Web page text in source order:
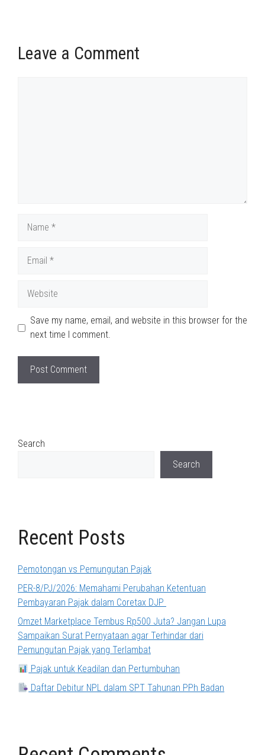
Leave a Comment
Save my name, email, and website in this browser for the
next time I comment.
Search
Search
Recent Posts
Pemotongan vs Pemungutan Pajak
PER-8/PJ/2026: Memahami Perubahan Ketentuan
Pembayaran Pajak dalam Coretax DJP
Omzet Marketplace Tembus Rp500 Juta? Jangan Lupa
Sampaikan Surat Pernyataan agar Terhindar dari
Pemungutan Pajak yang Terlambat
Pajak untuk Keadilan dan Pertumbuhan
Daftar Debitur NPL dalam SPT Tahunan PPh Badan